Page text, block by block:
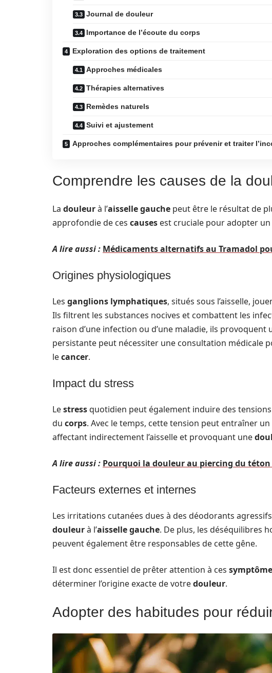
Journal de douleur
Importance de l’écoute du corps
Exploration des options de traitement
Approches médicales
Thérapies alternatives
Remèdes naturels
Suivi et ajustement
Approches complémentaires pour prévenir et traiter
Comprendre les causes de la
La douleurà l’aisselle gauche peut être le résultat de
approfondie de ces causes est cruciale pour adopter un
A lire aussi : Médicaments alternatifs au Tramadol
Origines physiologiques
Les ganglions lymphatiques, situés sous l’aisselle,
Ils filtrent les substances nocives et combattent les
raison d’une infection ou d’une maladie, ils provoquent
persistante peut nécessiter une consultation médicale
lecancer.
Impact du stress
Lestressquotidien peut également induire des
du corps. Avec le temps, cette tension peut entraîner
affectant indirectement l’aisselle et provoquant une
A lire aussi : Pourquoi la douleur au piercing du
Facteurs externes et internes
Les irritations cutanées dues à des déodorants
douleurà l’aisselle gauche. De plus, les déséquilibres
peuvent également être responsables de cette gêne.
Il est donc essentiel de prêter attention à ces
déterminer l’origine exacte de votredouleur.
Adopter des habitudes pour